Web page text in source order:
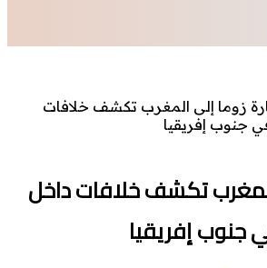
زوما إلى المغرب تكشف خلافات
جنوب إفريقيا
المغرب تكشف خلافات داخل
جنوب إفريقيا